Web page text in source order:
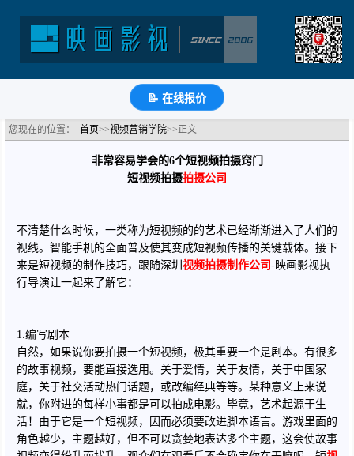
📝 在线报价
非常容易学会的6个短视频拍摄窍门
分类：视频营销学院 浏览：1992次 更新时间： 2020-04-28
微 知
您现在的位置： 首页>>视频营销学院>>正文
非常容易学会的6个短视频拍摄窍门
短视频拍摄拍摄公司
不清楚什么时候，一类称为短视频的的艺术已经渐渐进入了人们的
视线。智能手机的全面普及使其变成短视频传播的关键载体。接下
来是短视频的制作技巧，跟随深圳 视频拍摄制作公司 -映画影视执
行导演让一起来了解它：
1.编写剧本
自然，如果说你要拍摄一个短视频，极其重要一个是剧本。有很多
的故事视频，要能直接选用。关于爱情，关于友情，关于中国家
庭，关于社交活动热门话题，或改编经典等等。某种意义上来说
就，你附进的每样小事都是可以拍成电影。毕竟，艺术起源于生
活！由于它是一个短视频，因而必须要改进脚本语言。游戏里面的
角色越少，主题越好，但不可以贪婪地表达多个主题，这会使故事